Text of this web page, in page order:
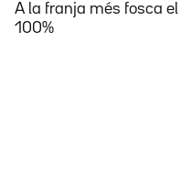
A la franja més fosca
100%